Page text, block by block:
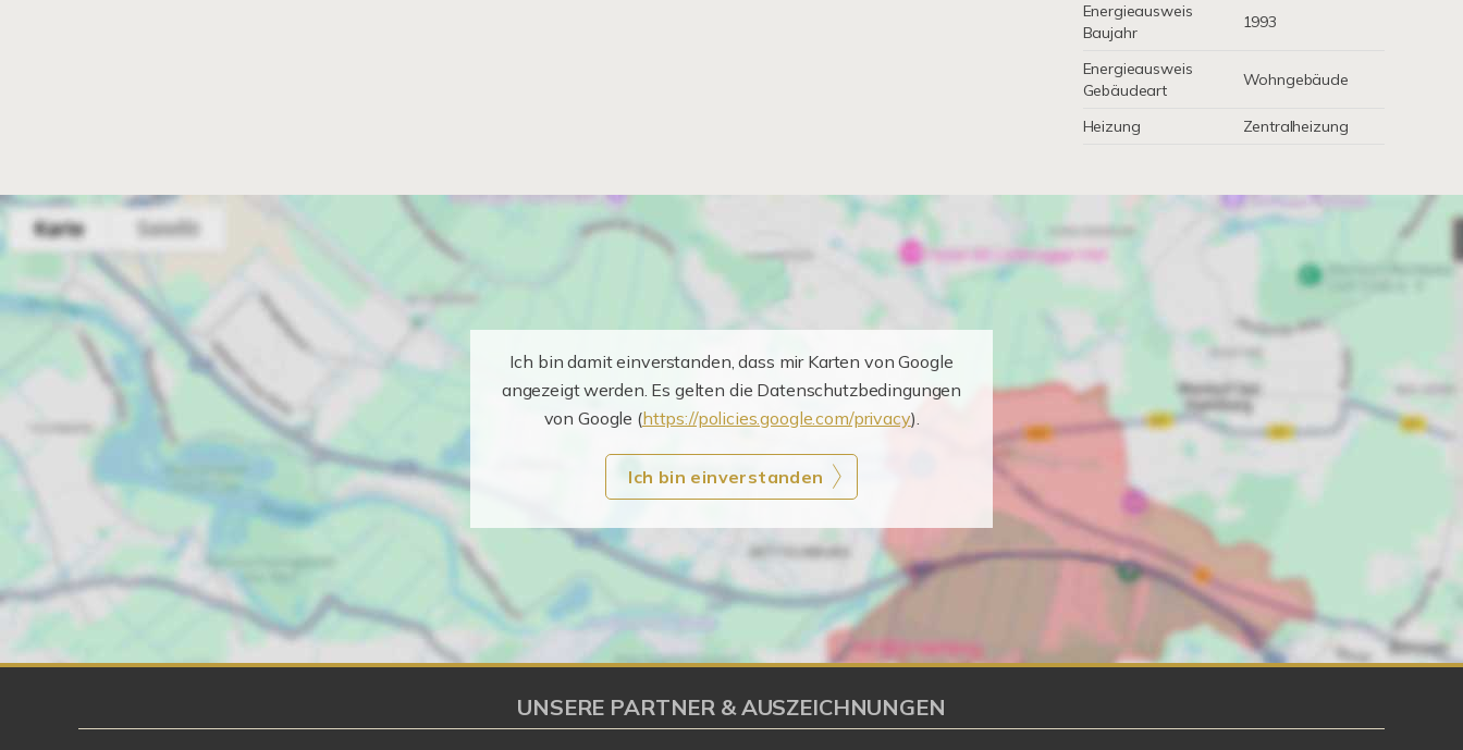
Energieausweis
Baujahr
1993
Energieausweis
Gebäudeart
Wohngebäude
Heizung Zentralheizung
Ich bin damit einverstanden, dass mir Karten von Google
angezeigt werden. Es gelten die Datenschutzbedingungen
von Google (https://policies.google.com/privacy).
Ich bin einverstanden
UNSERE PARTNER & AUSZEICHNUNGEN